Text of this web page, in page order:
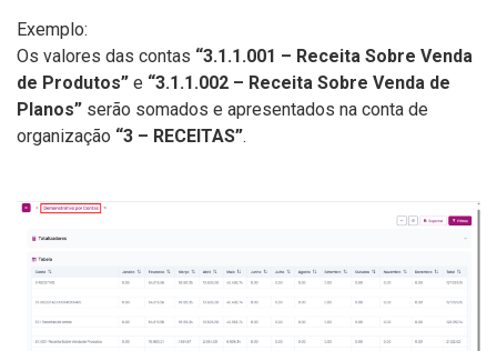
Exemplo:
Os valores das contas “3.1.1.001 – Receita Sobre Venda
de Produtos” e “3.1.1.002 – Receita Sobre Venda de
Planos” serão somados e apresentados na conta de
organização “3 – RECEITAS”.